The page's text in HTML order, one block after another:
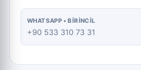
WHATSAPP • BIRINCIL
+90 533 310 73 31